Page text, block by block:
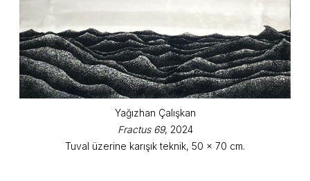
Yağızhan Çalışkan
Fractus 69, 2024
Tuval üzerine karışık teknik, 50 x 70 cm.